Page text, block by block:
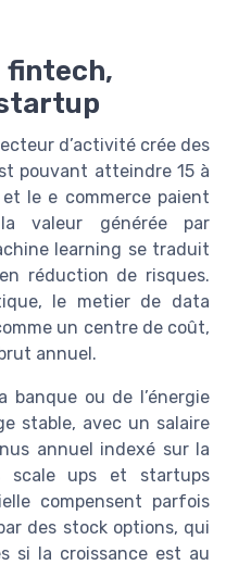
fintech,
d’activité crée des
pouvant atteindre 15 à
et le e commerce paient
valeur générée par
learning se traduit
réduction de risques.
le metier de data
un centre de coût,
annuel.
banque ou de l’énergie
stable, avec un salaire
annuel indexé sur la
scale ups et startups
compensent parfois
des stock options, qui
si la croissance est au